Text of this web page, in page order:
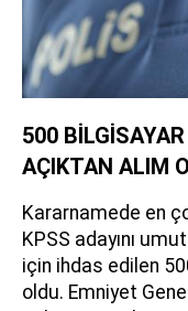
500
AÇIKTAN ALIM
Kararnamede en
KPSS adayını
için ihdas edilen
oldu. Emniyet